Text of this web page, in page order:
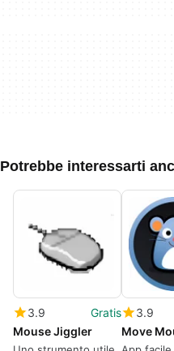
Potrebbe interessarti
3.9
Gratis
Mouse Jiggler
3.9
Move